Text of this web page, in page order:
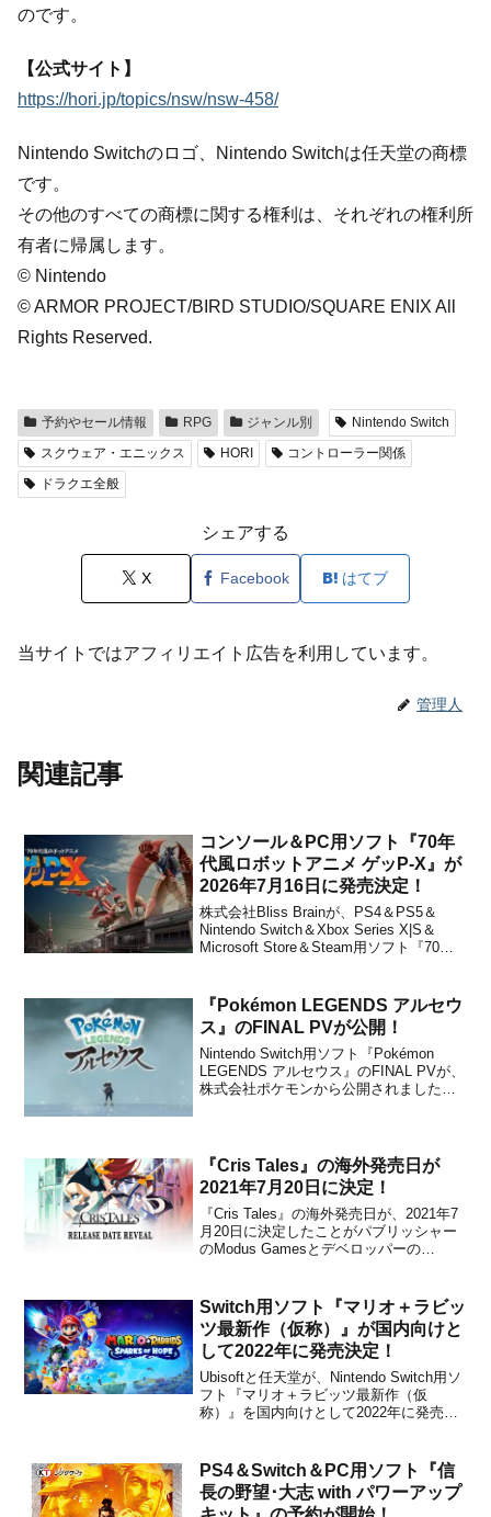
のです。
【公式サイト】
https://hori.jp/topics/nsw/nsw-458/
Nintendo Switchのロゴ、Nintendo Switchは任天堂の商標
です。
その他のすべての商標に関する権利は、それぞれの権利所
有者に帰属します。
© Nintendo
© ARMOR PROJECT/BIRD STUDIO/SQUARE ENIX All
Rights Reserved.
予約やセール情報 RPG ジャンル別
Nintendo Switch
スクウェア・エニックス
HORI
コントローラー関係
ドラクエ全般
シェアする
X Facebook はてブ
当サイトではアフィリエイト広告を利用しています。
管理人
関連記事
コンソール＆PC用ソフト『70年
代風ロボットアニメ ゲッP-X』が
2026年7月16日に発売決定！
株式会社Bliss Brainが、PS4＆PS5＆
Nintendo Switch＆Xbox Series X|S＆
Microsoft Store＆Steam用ソフト『70年
本作は、1999年にPl...
『Pokémon LEGENDS アルセウ
ス』のFINAL PVが公開！
Nintendo Switch用ソフト『Pokémon
LEGENDS アルセウス』のFINAL PVが、
株式会社ポケモンから公開されました。
公開！はるか...
『Cris Tales』の海外発売日が
2021年7月20日に決定！
『Cris Tales』の海外発売日が、2021年7
月20日に決定したことがパブリッシャー
のModus Gamesとデベロッパーの
Reveal Trailerが公開になった...
Switch用ソフト『マリオ＋ラビッ
ツ最新作（仮称）』が国内向けと
して2022年に発売決定！
Ubisoftと任天堂が、Nintendo Switch用ソ
フト『マリオ＋ラビッツ最新作（仮
称）』を国内向けとして2022年に発売す
ます。本作は、『マリオ＋ラビッツ キン
グダムバ...
PS4＆Switch＆PC用ソフト『信
長の野望･大志 with パワーアップ